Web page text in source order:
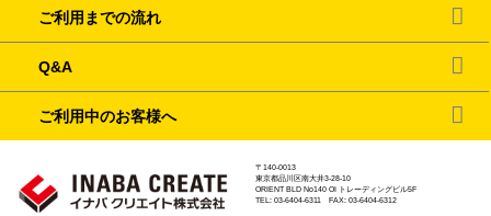
ご利用までの流れ
Q&A
ご利用中のお客様へ
〒140-0013
東京都品川区南大井3-28-10
ORIENT BLD No140 OI トレーディングビル5F
TEL: 03-6404-6311 FAX: 03-6404-6312